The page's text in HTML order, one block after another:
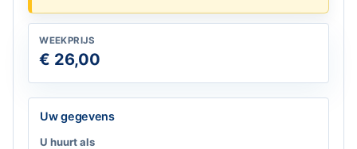
WEEKPRIJS
€ 26,00
Uw gegevens
U huurt als